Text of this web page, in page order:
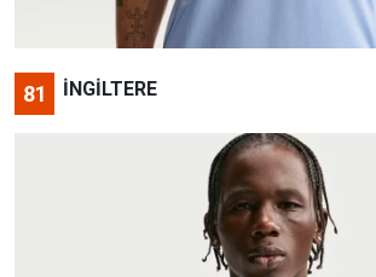
81 İNGİLTERE